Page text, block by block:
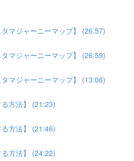
マジャーニーマップ】 (26:57)
マジャーニーマップ】 (26:59)
マジャーニーマップ】 (13:06)
方法】 (21:23)
方法】 (21:46)
方法】 (24:22)